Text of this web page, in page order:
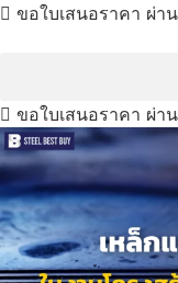
Skipขอใบเสนอราคา ผ่า
ขอใบเสนอราคา ผ่า